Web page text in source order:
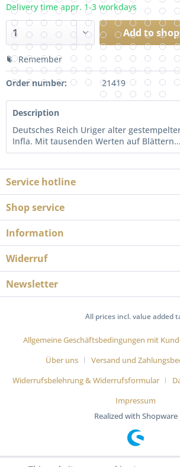
Delivery time appr. 1-3 workdays
Add to
Remember
Order number: 21419
Description
Deutsches Reich Uriger alter
Infla. Mit tausenden Werten auf Blättern...
Service hotline
Shop service
Information
Widerruf
Newsletter
All prices incl. value added
Allgemeine Geschäftsbedingungen mit
Über uns
Versand und
Widerrufsbelehrung & Widerrufsformular
Impressum
Realized with Shopware